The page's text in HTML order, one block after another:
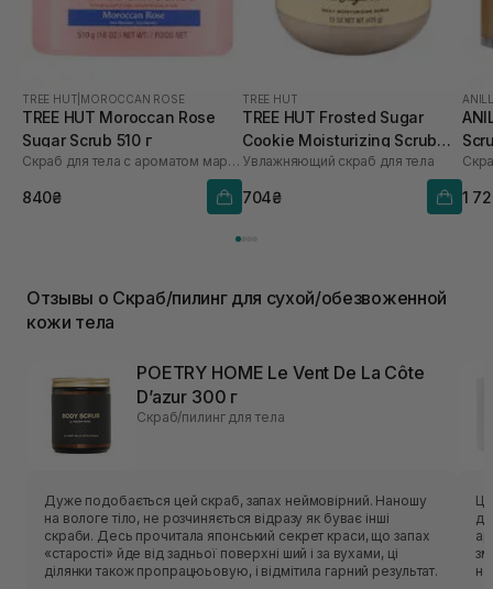
TREE HUT MOROCCAN ROSE
TREE HUT Moroccan Rose
Sugar Scrub 510 г
Скраб для тела с ароматом марокканской розы
840₴
TREE HUT
TREE HUT Frosted Sugar
Cookie Moisturizing Scrub
425 г
Увлажняющий скраб для тела
704₴ 1
Отзывы о Скраб/пилинг для сухой/обезвоженной
кожи тела
POETRY HOME Le Vent De La Côte
D’azur 300 г
Скраб/пилинг для тела
Дуже подобається цей скраб, запах неймовірний. Наношу
на вологе тіло, не розчиняється відразу як буває інші
скраби. Десь прочитала японський секрет краси, що запах
«старості» йде від задньої поверхні ший і за вухами, ці
ділянки також пропрацюьовую, і відмітила гарний результат.